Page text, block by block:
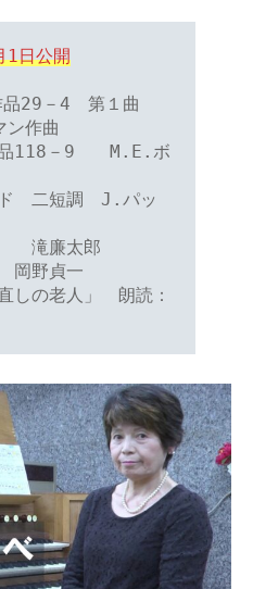
日公開
29－4　第１曲
ン作曲